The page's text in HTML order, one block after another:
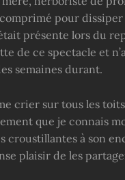
pour dissiper
présente lors du
de ce spectacle et
semaines durant.
crier sur tous les
que je connais
croustillantes à son
plaisir de les